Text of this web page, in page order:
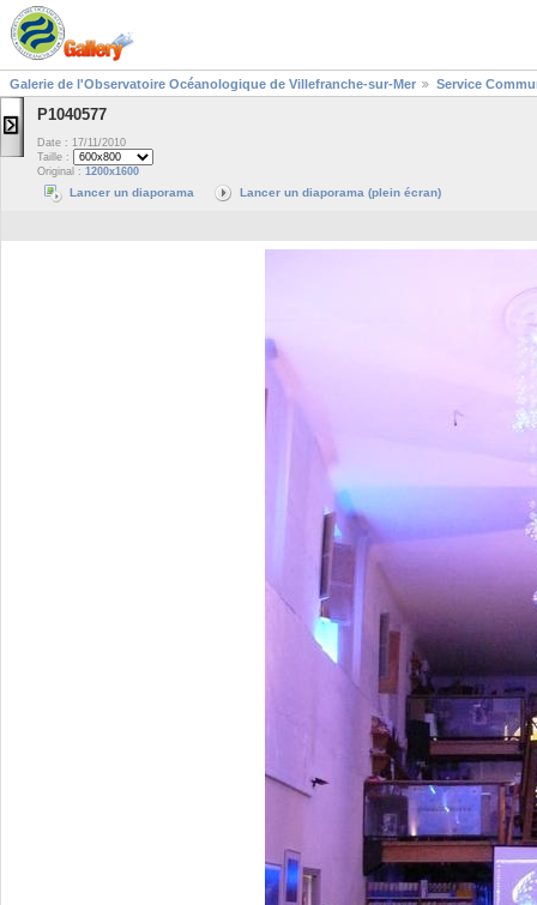
Galerie de l'Observatoire Océanologique de Villefranche-sur-Mer Service
P1040577
Date : 17/11/2010
Taille :
Original : 1200x1600
Lancer un diaporama Lancer un diaporama (plein écran)